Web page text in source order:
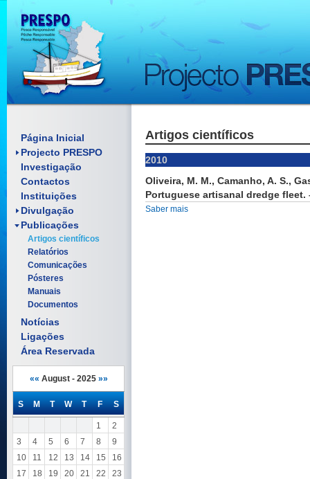
Página Inicial
Projecto PRESPO
Enquadramento
Objectivos
Investigação
Contactos
Instituições
Divulgação
Pósteres
Folhetos
Material Promocional
Reuniões
Publicações
Artigos científicos
Relatórios
Comunicações
Pósteres
Manuais
Documentos
Notícias
Ligações
Área Reservada
«« August - 2025 »»
S M T W T F S
1
2
3
4 5 6 7 8
9
10
11 12 13 14 15
16
17
18 19 20 21 22
23
Artigos científicos
2010
Oliveira, M. M., Camanho, A. S.,
Portuguese artisanal dredge fleet.
Saber mais